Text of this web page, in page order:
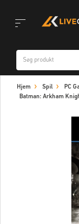
navigation
Hjem Spil PC
Batman: Arkham